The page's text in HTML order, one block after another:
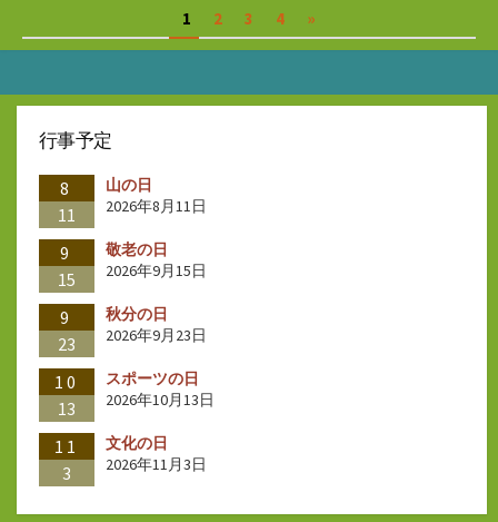
ー
稿
ー
送
り
1 2 3 4 »
行事予定
8
11
山の日
2026年8月11日
9
15
敬老の日
2026年9月15日
9
23
秋分の日
2026年9月23日
10
13
スポーツの日
2026年10月13日
11
3
文化の日
2026年11月3日